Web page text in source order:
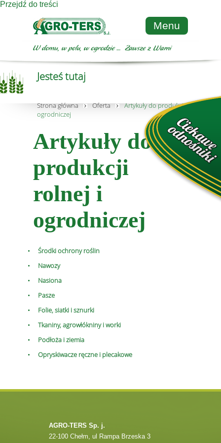
Przejdź do treści
Menu
Jesteś tutaj
Strona główna Oferta
Artykuły do produkcji rolnej i
ogrodniczej
Artykuły do
produkcji
rolnej i
ogrodniczej
Środki ochrony roślin
Nawozy
Nasiona
Pasze
Folie, siatki i sznurki
Tkaniny, agrowłókniny i worki
Podłoża i ziemia
Opryskiwacze ręczne i plecakowe
AGRO-TERS Sp. j.
22-100 Chełm, ul Rampa Brzeska 3